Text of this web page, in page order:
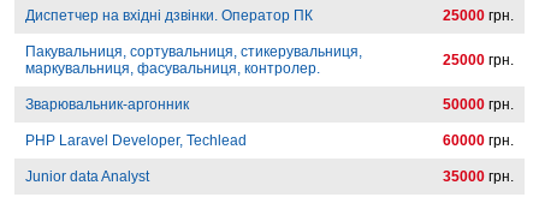
Диспетчер на вхідні дзвінки. Оператор ПК 25000 грн.
Пакувальниця, сортувальниця, стикерувальниця,
маркувальниця, фасувальниця, контролер.
25000 грн.
Зварювальник-аргонник 50000 грн.
PHP Laravel Developer, Techlead 60000 грн.
Junior data Analyst 35000 грн.